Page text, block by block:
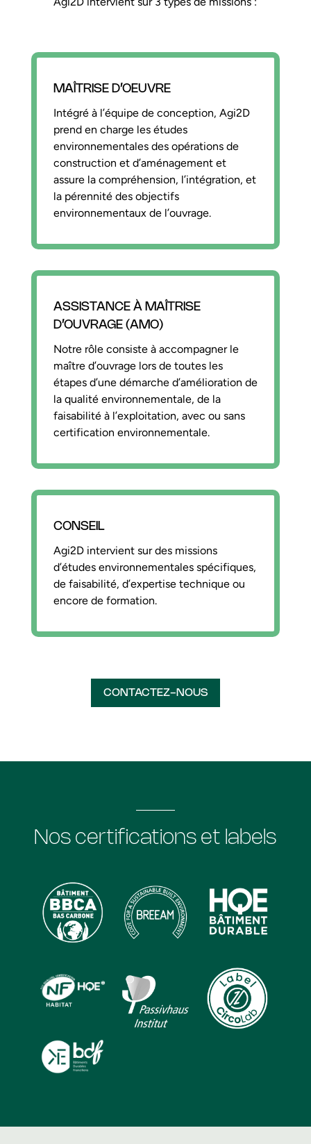
MAÎTRISE D’OEUVRE
Intégré à l’équipe de conception, Agi2D
prend en charge les études
environnementales des opérations de
construction et d’aménagement et
assure la compréhension, l’intégration, et
la pérennité des objectifs
environnementaux de l’ouvrage.
ASSISTANCE À MAÎTRISE
D’OUVRAGE (AMO)
Notre rôle consiste à accompagner le
maître d’ouvrage lors de toutes les
étapes d’une démarche d’amélioration de
la qualité environnementale, de la
faisabilité à l’exploitation, avec ou sans
certification environnementale.
CONSEIL
Agi2D intervient sur des missions
d’études environnementales spécifiques,
de faisabilité, d’expertise technique ou
encore de formation.
CONTACTEZ-NOUS
Nos certifications et labels